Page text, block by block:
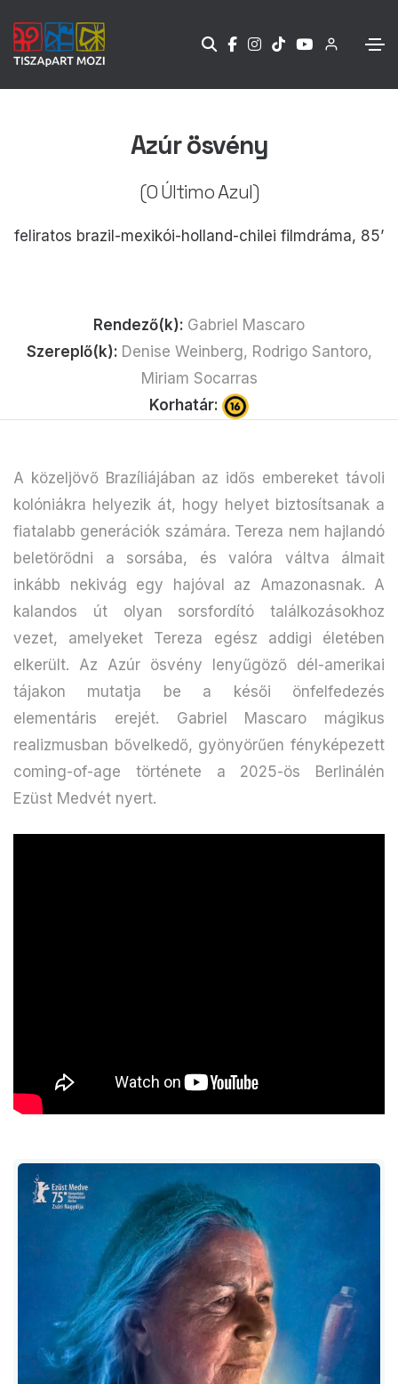
Azúr ösvény
(O Último Azul)
feliratos brazil-mexikói-holland-chilei filmdráma, 85’
Rendező(k): Gabriel Mascaro
Szereplő(k): Denise Weinberg, Rodrigo Santoro,
Miriam Socarras
Korhatár:
A közeljövő Brazíliájában az idős embereket távoli
kolóniákra helyezik át, hogy helyet biztosítsanak a
fiatalabb generációk számára. Tereza nem hajlandó
beletörődni a sorsába, és valóra váltva álmait
inkább nekivág egy hajóval az Amazonasnak. A
kalandos út olyan sorsfordító találkozásokhoz
vezet, amelyeket Tereza egész addigi életében
elkerült. Az Azúr ösvény lenyűgöző dél-amerikai
tájakon mutatja be a késői önfelfedezés
elementáris erejét. Gabriel Mascaro mágikus
realizmusban bővelkedő, gyönyörűen fényképezett
coming-of-age története a 2025-ös Berlinálén
Ezüst Medvét nyert.